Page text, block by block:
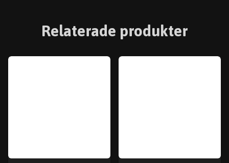
Relaterade produkter